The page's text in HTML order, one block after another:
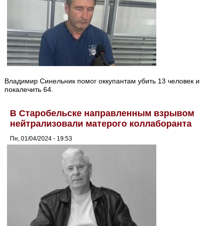
Владимир Синельник помог оккупантам убить 13 человек и
покалечить 64.
В Старобельске направленным взрывом
нейтрализовали матерого коллаборанта
Пн, 01/04/2024 - 19:53